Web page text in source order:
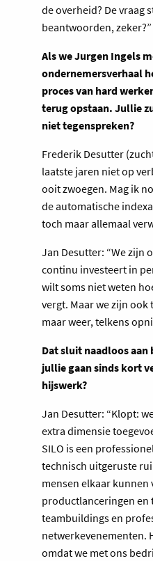
de overheid? De vraag
beantwoorden, zeker?”
Als we Jurgen Ingels
ondernemersverhaal
proces van hard
terug opstaan. Jullie
niet tegenspreken?
Frederik Desutter
laatste jaren niet op
ooit zwoegen. Mag ik
de automatische
toch maar allemaal
Jan Desutter: “We zijn
continu investeert in
wilt soms niet weten
vergt. Maar we zijn
maar weer, telkens
Dat sluit naadloos
jullie gaan sinds kort
hijswerk?
Jan Desutter: “Klopt:
extra dimensie
SILO is een
technisch uitgeruste
mensen elkaar kunnen
productlanceringen en
teambuildings en
netwerkevenementen.
omdat we met ons